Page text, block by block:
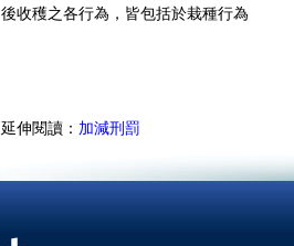
後收穫之各行為，皆包括於栽種行為
延伸閱讀： 加減刑罰